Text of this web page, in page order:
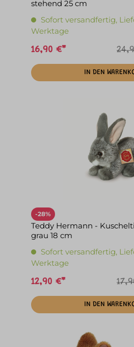
stehend 25 cm
Sofort versandfertig,
Werktage
16,90 €*
IN DEN
-28%
Teddy Hermann -
grau 18 cm
Sofort versandfertig,
Werktage
12,90 €*
IN DEN